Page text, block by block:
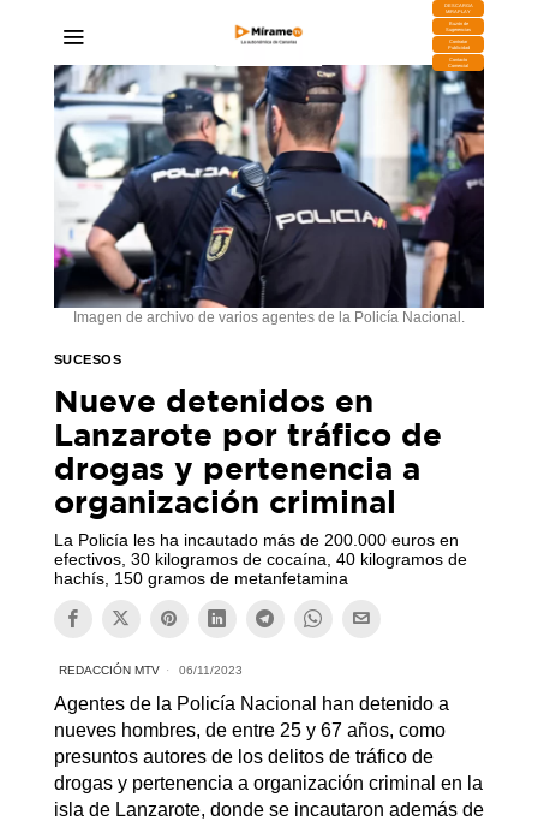
DESCARGA
MIRAPLAY
Buzón de
Sugerencias
Contratar
Publicidad
Contacto
Comercial
Imagen de archivo de varios agentes de la Policía Nacional.
SUCESOS
Nueve detenidos en
Lanzarote por tráfico de
drogas y pertenencia a
organización criminal
La Policía les ha incautado más de 200.000 euros en
efectivos, 30 kilogramos de cocaína, 40 kilogramos de
hachís, 150 gramos de metanfetamina
REDACCIÓN MTV 06/11/2023
Agentes de la Policía Nacional han detenido a
nueves hombres, de entre 25 y 67 años, como
presuntos autores de los delitos de tráfico de
drogas y pertenencia a organización criminal en la
isla de Lanzarote, donde se incautaron además de